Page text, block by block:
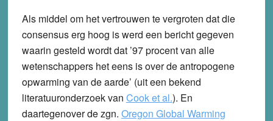
Als middel om het vertrouwen te vergroten dat die
consensus erg hoog is werd een bericht gegeven
waarin gesteld wordt dat ’97 procent van alle
wetenschappers het eens is over de antropogene
opwarming van de aarde’ (uit een bekend
literatuuronderzoek van Cook et al.). En
daartegenover de zgn. Oregon Global Warming